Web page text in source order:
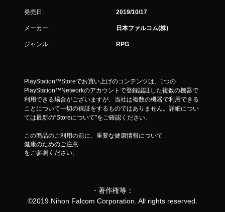
発売日: 2019/10/17
メーカー: 日本ファルコム(株)
ジャンル: RPG
PlayStation™Storeでお買い上げのコンテンツは、1つの
PlayStation™Networkのアカウントで登録認証した複数の機器で
利用できる場合がございますが、当社は複数の機器で利用できる
ことについて一切の保証をするものではありません。詳細につい
ては最新の“Storeについて”をご確認ください。
この商品のご利用の前に、重要な健康情報について
健康のためのご注意
をご参照ください。
・著作権等：
©2019 Nihon Falcom Corporation. All rights reserved.